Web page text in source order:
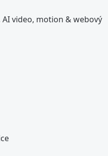
video, motion & webový